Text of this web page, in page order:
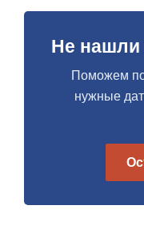
Не нашли
Поможем
нужные